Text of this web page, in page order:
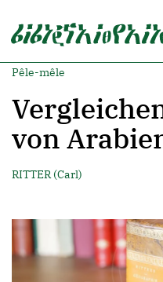
Pêle-mêle
von
RITTER (Carl)